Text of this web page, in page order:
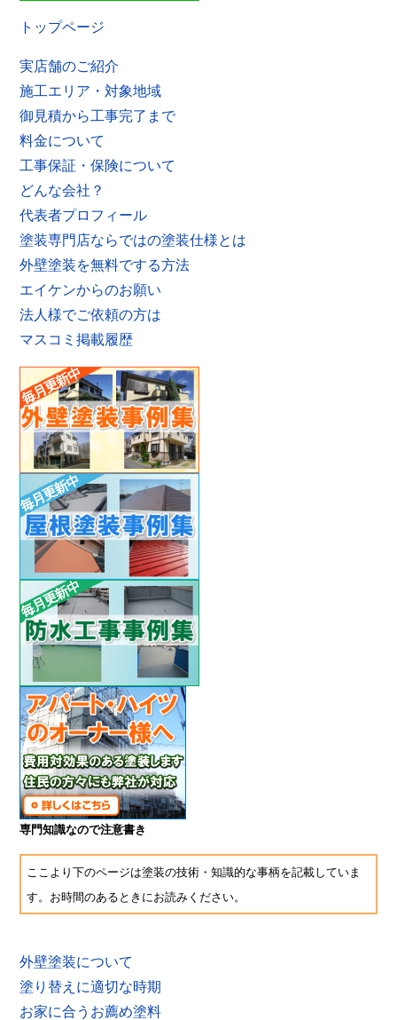
トップページ
実店舗のご紹介
施工エリア・対象地域
御見積から工事完了まで
料金について
工事保証・保険について
どんな会社？
代表者プロフィール
塗装専門店ならではの塗装仕様とは
外壁塗装を無料でする方法
エイケンからのお願い
法人様でご依頼の方は
マスコミ掲載履歴
専門知識なので注意書き
ここより下のページは塗装の技術・知識的な事柄を記載していま
す。お時間のあるときにお読みください。
外壁塗装について
塗り替えに適切な時期
お家に合うお薦め塗料